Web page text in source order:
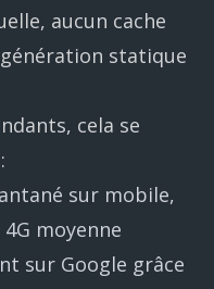
aucun cache
statique
cela se
sur mobile,
moyenne
sur Google grâce